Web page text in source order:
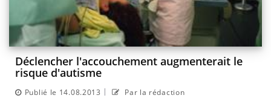
Déclencher l'accouchement augmenterait le
risque d'autisme
Publié le 14.08.2013 | Par la rédaction